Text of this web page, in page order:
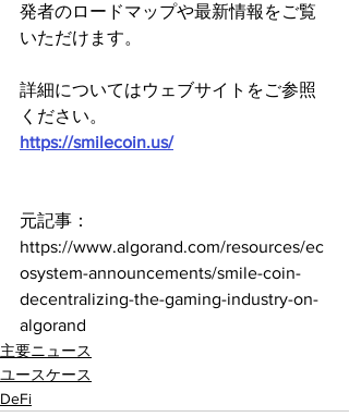
発者のロードマップや最新情報をご覧
いただけます。
詳細についてはウェブサイトをご参照
ください。
https://smilecoin.us/
元記事：
https://www.algorand.com/resources/ec
osystem-announcements/smile-coin-
decentralizing-the-gaming-industry-on-
algorand
主要ニュース
ユースケース
DeFi